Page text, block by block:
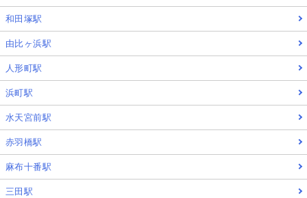
和田塚駅
由比ヶ浜駅
人形町駅
浜町駅
水天宮前駅
赤羽橋駅
麻布十番駅
三田駅